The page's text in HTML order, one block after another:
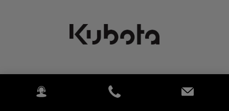
©2026 Kubota for ELSEN TRAKTOR SA.
2020 Kubota Tractor Corporation. All rights reserved. (Alle